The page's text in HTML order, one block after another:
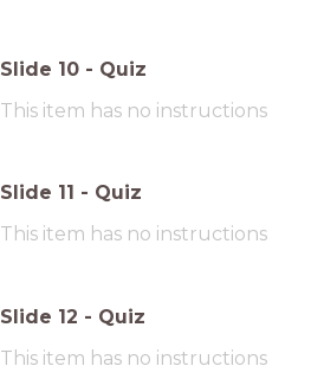
Slide 10 - Quiz
This item has no instructions
Slide 11 - Quiz
This item has no instructions
Slide 12 - Quiz
This item has no instructions